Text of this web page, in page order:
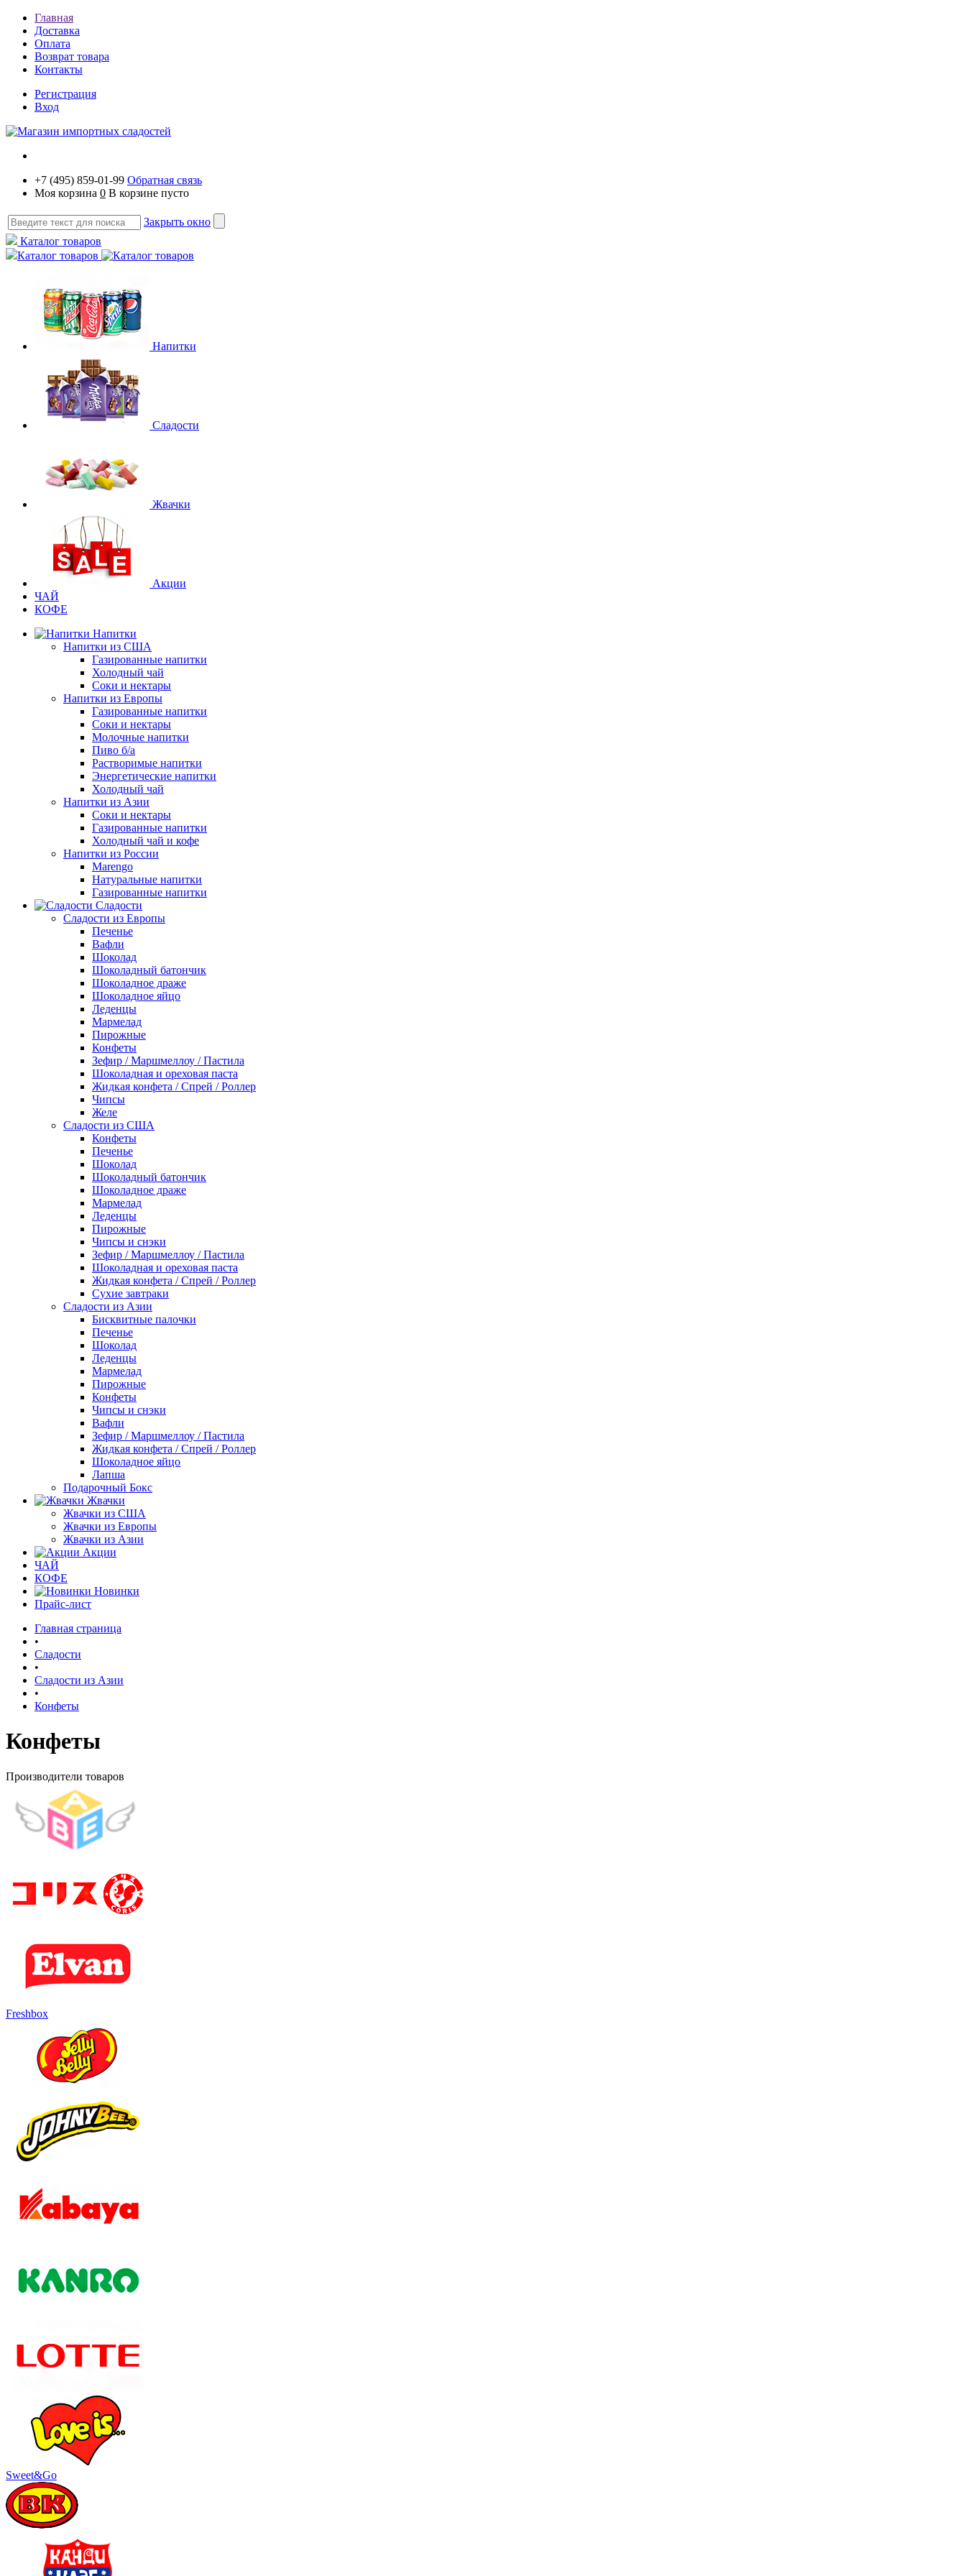
Главная
Доставка
Оплата
Возврат товара
Контакты
Регистрация
Вход
+7 (495) 859-01-99 Обратная связь
Моя корзина 0 В корзине пусто
Закрыть окно
Каталог товаров
Каталог товаров
Напитки
Сладости
Жвачки
Акции
ЧАЙ
КОФЕ
Напитки
Напитки из США
Газированные напитки
Холодный чай
Соки и нектары
Напитки из Европы
Газированные напитки
Соки и нектары
Молочные напитки
Пиво б/а
Растворимые напитки
Энергетические напитки
Холодный чай
Напитки из Азии
Соки и нектары
Газированные напитки
Холодный чай и кофе
Напитки из России
Marengo
Натуральные напитки
Газированные напитки
Сладости
Сладости из Европы
Печенье
Вафли
Шоколад
Шоколадный батончик
Шоколадное драже
Шоколадное яйцо
Леденцы
Мармелад
Пирожные
Конфеты
Зефир / Маршмеллоу / Пастила
Шоколадная и ореховая паста
Жидкая конфета / Спрей / Роллер
Чипсы
Желе
Сладости из США
Конфеты
Печенье
Шоколад
Шоколадный батончик
Шоколадное драже
Мармелад
Леденцы
Пирожные
Чипсы и снэки
Зефир / Маршмеллоу / Пастила
Шоколадная и ореховая паста
Жидкая конфета / Спрей / Роллер
Сухие завтраки
Сладости из Азии
Бисквитные палочки
Печенье
Шоколад
Леденцы
Мармелад
Пирожные
Конфеты
Чипсы и снэки
Вафли
Зефир / Маршмеллоу / Пастила
Жидкая конфета / Спрей / Роллер
Шоколадное яйцо
Лапша
Подарочный Бокс
Жвачки
Жвачки из США
Жвачки из Европы
Жвачки из Азии
Акции
ЧАЙ
КОФЕ
Новинки
Прайс-лист
Главная страница
•
Сладости
•
Сладости из Азии
•
Конфеты
Конфеты
Производители товаров
Freshbox
Sweet&Go